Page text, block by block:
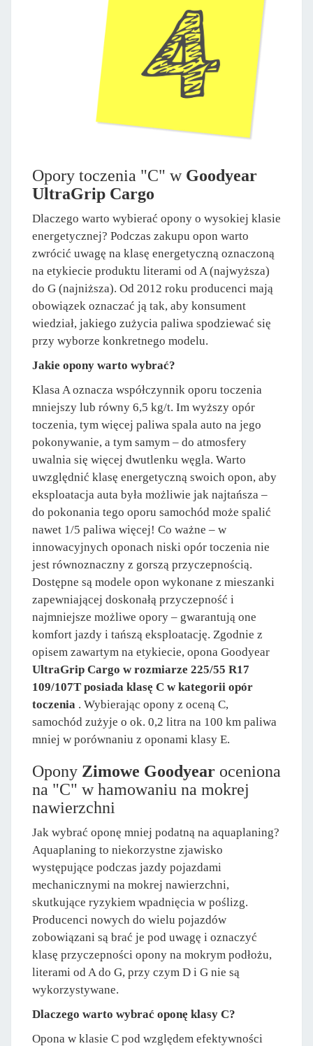
Opory toczenia "C" w Goodyear
UltraGrip Cargo
Dlaczego warto wybierać opony o wysokiej klasie
energetycznej? Podczas zakupu opon warto
zwrócić uwagę na klasę energetyczną oznaczoną
na etykiecie produktu literami od A (najwyższa)
do G (najniższa). Od 2012 roku producenci mają
obowiązek oznaczać ją tak, aby konsument
wiedział, jakiego zużycia paliwa spodziewać się
przy wyborze konkretnego modelu.
Jakie opony warto wybrać?
Klasa A oznacza współczynnik oporu toczenia
mniejszy lub równy 6,5 kg/t. Im wyższy opór
toczenia, tym więcej paliwa spala auto na jego
pokonywanie, a tym samym – do atmosfery
uwalnia się więcej dwutlenku węgla. Warto
uwzględnić klasę energetyczną swoich opon, aby
eksploatacja auta była możliwie jak najtańsza –
do pokonania tego oporu samochód może spalić
nawet 1/5 paliwa więcej! Co ważne – w
innowacyjnych oponach niski opór toczenia nie
jest równoznaczny z gorszą przyczepnością.
Dostępne są modele opon wykonane z mieszanki
zapewniającej doskonałą przyczepność i
najmniejsze możliwe opory – gwarantują one
komfort jazdy i tańszą eksploatację. Zgodnie z
opisem zawartym na etykiecie, opona Goodyear
UltraGrip Cargo w rozmiarze 225/55 R17
109/107T posiada klasę C w kategorii opór
toczenia . Wybierając opony z oceną C,
samochód zużyje o ok. 0,2 litra na 100 km paliwa
mniej w porównaniu z oponami klasy E.
Opony Zimowe Goodyear oceniona
na "C" w hamowaniu na mokrej
nawierzchni
Jak wybrać oponę mniej podatną na aquaplaning?
Aquaplaning to niekorzystne zjawisko
występujące podczas jazdy pojazdami
mechanicznymi na mokrej nawierzchni,
skutkujące ryzykiem wpadnięcia w poślizg.
Producenci nowych do wielu pojazdów
zobowiązani są brać je pod uwagę i oznaczyć
klasę przyczepności opony na mokrym podłożu,
literami od A do G, przy czym D i G nie są
wykorzystywane.
Dlaczego warto wybrać oponę klasy C?
Opona w klasie C pod względem efektywności